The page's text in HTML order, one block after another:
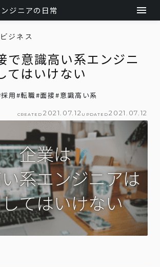
ジニアの日常
ビジネス
で意識高い系エンジニ
てはいけない
採用#転職#面接#意識高い系
CREATED 2021.07.12 UPDATED 2021.07.12